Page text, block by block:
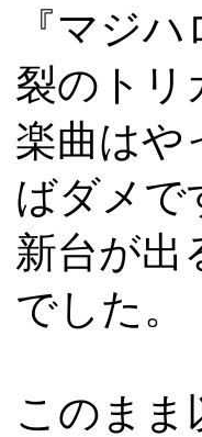
『マジ
裂のトリ
楽曲はや
ばダメで
新台が出
でした。
このまま